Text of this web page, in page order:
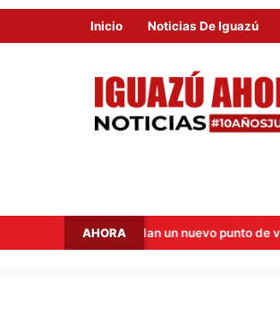
Inicio Noticias De Iguazú
AHORA
instalan un nuevo punto de videovigilancia